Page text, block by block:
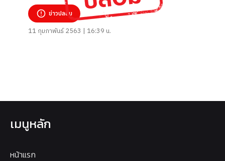
ข่าวปลอม
11 กุมภาพันธ์ 2563 | 16:39 น.
เมนูหลัก
หน้าแรก